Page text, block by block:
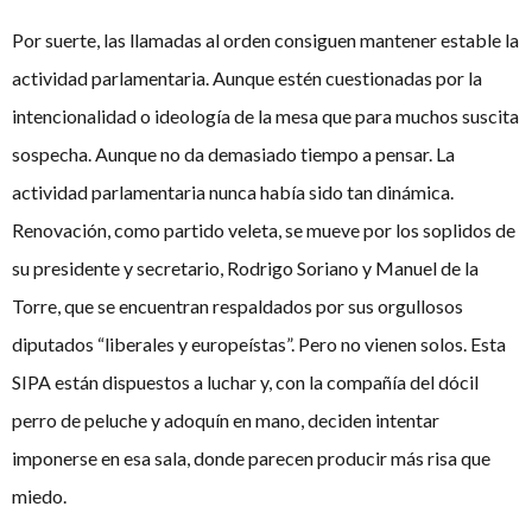
Por suerte, las llamadas al orden consiguen mantener estable la
actividad parlamentaria. Aunque estén cuestionadas por la
intencionalidad o ideología de la mesa que para muchos suscita
sospecha. Aunque no da demasiado tiempo a pensar. La
actividad parlamentaria nunca había sido tan dinámica.
Renovación, como partido veleta, se mueve por los soplidos de
su presidente y secretario, Rodrigo Soriano y Manuel de la
Torre, que se encuentran respaldados por sus orgullosos
diputados “liberales y europeístas”. Pero no vienen solos. Esta
SIPA están dispuestos a luchar y, con la compañía del dócil
perro de peluche y adoquín en mano, deciden intentar
imponerse en esa sala, donde parecen producir más risa que
miedo.